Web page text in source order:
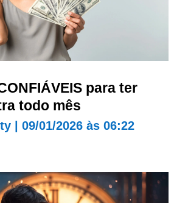
para ter
todo mês
| 09/01/2026 às 06:22